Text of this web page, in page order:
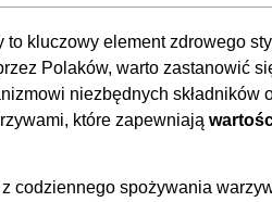
kluczowy element zdrowego
Polaków, warto zastanowić
niezbędnych składników
które zapewniają
codziennego spożywania